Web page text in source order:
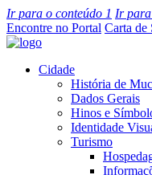
Ir para o conteúdo 1 Ir
Encontre no Portal Carta de
Cidade
História de
Dados Gerais
Hinos e
Identidade
Turismo